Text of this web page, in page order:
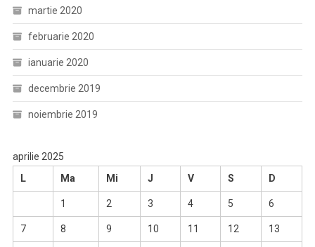
martie 2020
februarie 2020
ianuarie 2020
decembrie 2019
noiembrie 2019
aprilie 2025
L
Ma Mi J V S D
1 2 3 4 5 6
7 8 9 10 11 12 13